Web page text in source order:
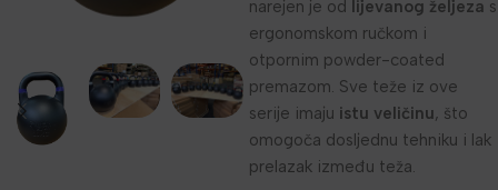
narejen je od lijevanog željeza s
ergonomskom ručkom i
otpornim powder-coated
premazom. Sve teže iz ove
serije imaju istu veličinu, što
omogoča dosljednu tehniku i lak
prelazak između teža.